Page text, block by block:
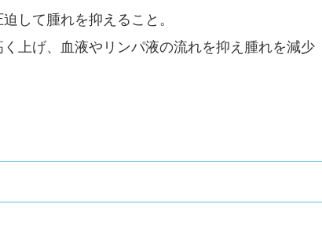
迫して腫れを抑えること。
く上げ、血液やリンパ液の流れを抑え腫れを減少